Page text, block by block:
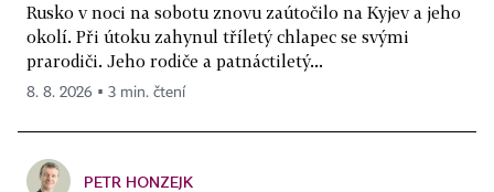
Rusko v noci na sobotu znovu zaútočilo na Kyjev a jeho
okolí. Při útoku zahynul tříletý chlapec se svými
prarodiči. Jeho rodiče a patnáctiletý...
8. 8. 2026 ▪ 3 min. čtení
PETR HONZEJK